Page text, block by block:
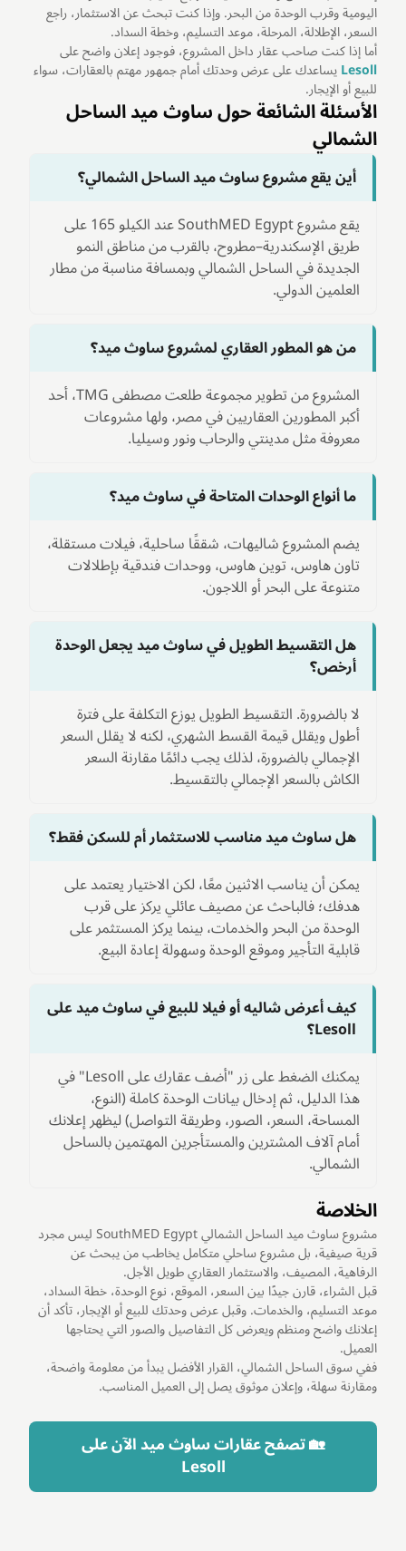
اليومية وقرب الوحدة من البحر. وإذا كنت تبحث عن الاستثمار، راجع
السعر، الإطلالة، المرحلة، موعد التسليم، وخطة السداد.
أما إذا كنت صاحب عقار داخل المشروع، فوجود إعلان واضح على
Lesollيساعدك على عرض وحدتك أمام جمهور مهتم بالعقارات، سواء
للبيع أو الإيجار.
الأسئلة الشائعة حول ساوث ميد الساحل
الشمالي
أين يقع مشروع ساوث ميد الساحل الشمالي؟
يقع مشروع SouthMED Egypt عند الكيلو 165 على
طريق الإسكندرية–مطروح، بالقرب من مناطق النمو
الجديدة في الساحل الشمالي وبمسافة مناسبة من مطار
العلمين الدولي.
من هو المطور العقاري لمشروع ساوث ميد؟
المشروع من تطوير مجموعة طلعت مصطفى TMG، أحد
أكبر المطورين العقاريين في مصر، ولها مشروعات
معروفة مثل مدينتي والرحاب ونور وسيليا.
ما أنواع الوحدات المتاحة في ساوث ميد؟
يضم المشروع شاليهات، شققًا ساحلية، فيلات مستقلة،
تاون هاوس، توين هاوس، ووحدات فندقية بإطلالات
متنوعة على البحر أو اللاجون.
هل التقسيط الطويل في ساوث ميد يجعل الوحدة
أرخص؟
لا بالضرورة. التقسيط الطويل يوزع التكلفة على فترة
أطول ويقلل قيمة القسط الشهري، لكنه لا يقلل السعر
الإجمالي بالضرورة، لذلك يجب دائمًا مقارنة السعر
الكاش بالسعر الإجمالي بالتقسيط.
هل ساوث ميد مناسب للاستثمار أم للسكن فقط؟
يمكن أن يناسب الاثنين معًا، لكن الاختيار يعتمد على
هدفك؛ فالباحث عن مصيف عائلي يركز على قرب
الوحدة من البحر والخدمات، بينما يركز المستثمر على
قابلية التأجير وموقع الوحدة وسهولة إعادة البيع.
كيف أعرض شاليه أو فيلا للبيع في ساوث ميد على
Lesoll؟
يمكنك الضغط على زر "أضف عقارك على Lesoll" في
هذا الدليل، ثم إدخال بيانات الوحدة كاملة (النوع،
المساحة، السعر، الصور، وطريقة التواصل) ليظهر إعلانك
أمام آلاف المشترين والمستأجرين المهتمين بالساحل
الشمالي.
الخلاصة
مشروع ساوث ميد الساحل الشمالي SouthMED Egypt ليس مجرد
قرية صيفية، بل مشروع ساحلي متكامل يخاطب من يبحث عن
الرفاهية، المصيف، والاستثمار العقاري طويل الأجل.
قبل الشراء، قارن جيدًا بين السعر، الموقع، نوع الوحدة، خطة السداد،
موعد التسليم، والخدمات. وقبل عرض وحدتك للبيع أو الإيجار، تأكد أن
إعلانك واضح ومنظم ويعرض كل التفاصيل والصور التي يحتاجها
العميل.
ففي سوق الساحل الشمالي، القرار الأفضل يبدأ من معلومة واضحة،
ومقارنة سهلة، وإعلان موثوق يصل إلى العميل المناسب.
🏡 تصفح عقارات ساوث ميد الآن على
Lesoll